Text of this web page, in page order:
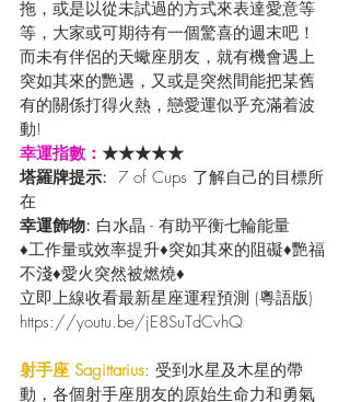
拖，或是以從未試過的方式來表達愛意等
等，大家或可期待有一個驚喜的週末吧！
而未有伴侶的天蠍座朋友，就有機會遇上
突如其來的艷遇，又或是突然間能把某舊
有的關係打得火熱，戀愛運似乎充滿着波
動!
幸運指數： ★★★★★
塔羅牌提示: 7 of Cups 了解自己的目標所
在
幸運飾物: 白水晶 - 有助平衡七輪能量
♦工作量或效率提升♦突如其來的阻礙♦艷福
不淺♦愛火突然被燃燒♦
立即上線收看最新星座運程預測 (粵語版)
https://youtu.be/jE8SuTdCvhQ
射手座 Sagittarius: 受到水星及木星的帶
動，各個射手座朋友的原始生命力和勇氣